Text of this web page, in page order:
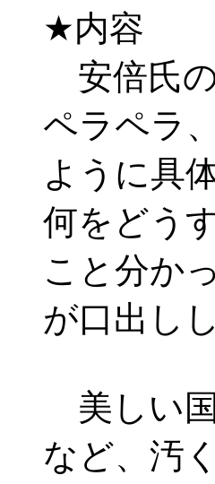
★内容
安倍氏
ペラペラ
ように具
何をどう
こと分か
が口出し
美しい
など、汚